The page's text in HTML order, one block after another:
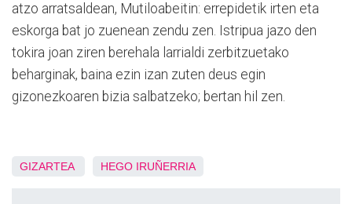
atzo arratsaldean, Mutiloabeitin: errepidetik irten eta
eskorga bat jo zuenean zendu zen. Istripua jazo den
tokira joan ziren berehala larrialdi zerbitzuetako
beharginak, baina ezin izan zuten deus egin
gizonezkoaren bizia salbatzeko; bertan hil zen.
GIZARTEA HEGO IRUÑERRIA